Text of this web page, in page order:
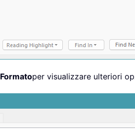
Formatoper visualizzare ulteriori